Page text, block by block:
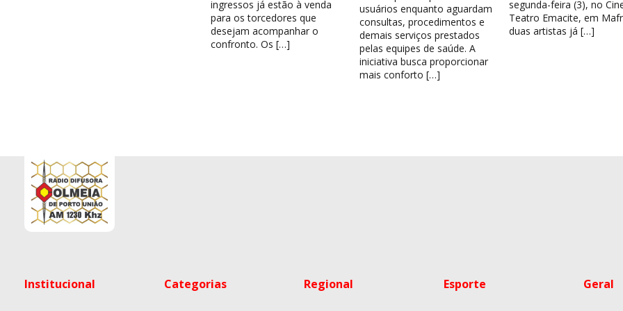
ingressos já estão à venda
para os torcedores que
desejam acompanhar o
confronto. Os […]
usuários enquanto aguardam
consultas, procedimentos e
demais serviços prestados
pelas equipes de saúde. A
iniciativa busca proporcionar
mais conforto […]
segunda-feira (3), no
Teatro Emacite, em
duas artistas já […]
Institucional Categorias Regional Esporte Geral